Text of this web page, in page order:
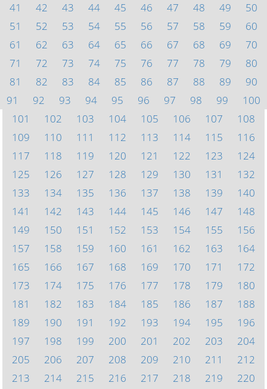
41
42 43 44 45 46 47 48 49
50
51
52 53 54 55 56 57 58 59
60
61
62 63 64 65 66 67 68 69
70
71
72 73 74 75 76 77 78 79
80
81
82 83 84 85 86 87 88 89
90
91
92 93 94 95 96 97 98 99
100
101
102 103 104 105 106 107
108
109
110 111 112 113 114 115
116
117
118 119 120 121 122 123
124
125
126 127 128 129 130 131
132
133
134 135 136 137 138 139
140
141
142 143 144 145 146 147
148
149
150 151 152 153 154 155
156
157
158 159 160 161 162 163
164
165
166 167 168 169 170 171
172
173
174 175 176 177 178 179
180
181
182 183 184 185 186 187
188
189
190 191 192 193 194 195
196
197
198 199 200 201 202 203
204
205
206 207 208 209 210 211
212
213
214 215 216 217 218 219
220